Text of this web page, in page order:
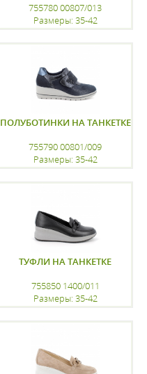
755780 00807/013
Размеры: 35-42
ПОЛУБОТИНКИ НА ТАНКЕТКЕ
755790 00801/009
Размеры: 35-42
ТУФЛИ НА ТАНКЕТКЕ
755850 1400/011
Размеры: 35-42